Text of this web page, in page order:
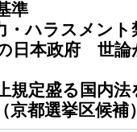
準
ハラスメント
日本政府 世論
規定盛る国内法
京都選挙区候